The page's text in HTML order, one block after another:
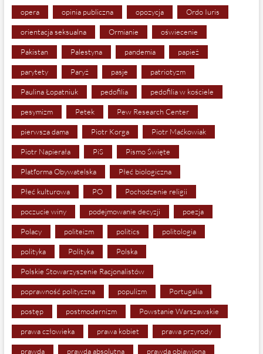
opera opinia publiczna opozycja Ordo Iuris
orientacja seksualna Ormianie oświecenie
Pakistan Palestyna pandemia papież
parytety Paryż pasje patriotyzm
Paulina Łopatniuk pedofilia pedofilia w kościele
pesymizm Petek Pew Research Center
pierwsza dama Piotr Korga Piotr Maćkowiak
Piotr Napierała PiS Pismo Święte
Platforma Obywatelska Płeć biologiczna
Płeć kulturowa PO Pochodzenie religii
poczucie winy podejmowanie decyzji poezja
Polacy politeizm politics politologia
polityka Polityka Polska
Polskie Stowarzyszenie Racjonalistów
poprawność polityczna populizm Portugalia
postęp postmodernizm Powstanie Warszawskie
prawa człowieka prawa kobiet prawa przyrody
prawda prawda absolutna prawda objawiona